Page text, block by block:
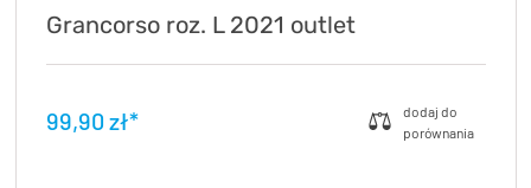
Grancorso roz. L 2021 outlet
99,90 zł*